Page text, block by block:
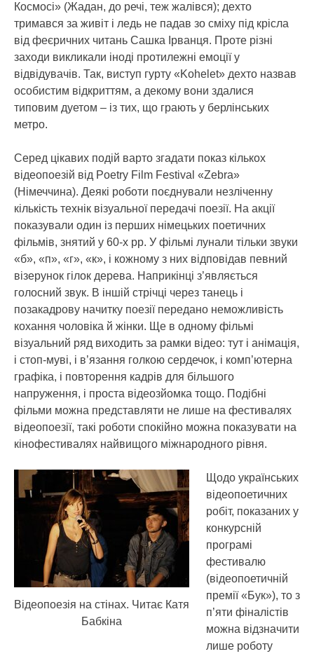
Космосі» (Жадан, до речі, теж жалівся); дехто
тримався за живіт і ледь не падав зо сміху під крісла
від феєричних читань Сашка Ірванця. Проте різні
заходи викликали іноді протилежні емоції у
відвідувачів. Так, виступ гурту «Kohelet» дехто назвав
особистим відкриттям, а декому вони здалися
типовим дуетом – із тих, що грають у берлінських
метро.
Серед цікавих подій варто згадати показ кількох
відеопоезій від Poetry Film Festival «Zebra»
(Німеччина). Деякі роботи поєднували незліченну
кількість технік візуальної передачі поезії. На акції
показували один із перших німецьких поетичних
фільмів, знятий у 60-х рр. У фільмі лунали тільки звуки
«б», «п», «г», «к», і кожному з них відповідав певний
візерунок гілок дерева. Наприкінці з’являється
голосний звук. В іншій стрічці через танець і
позакадрову начитку поезії передано неможливість
кохання чоловіка й жінки. Ще в одному фільмі
візуальний ряд виходить за рамки відео: тут і анімація,
і стоп-муві, і в’язання голкою сердечок, і комп’ютерна
графіка, і повторення кадрів для більшого
напруження, і проста відеозйомка тощо. Подібні
фільми можна представляти не лише на фестивалях
відеопоезії, такі роботи спокійно можна показувати на
кінофестивалях найвищого міжнародного рівня.
Відеопоезія на стінах. Читає Катя
Бабкіна
Щодо українських
відеопоетичних
робіт, показаних у
конкурсній
програмі
фестивалю
(відеопоетичній
премії «Бук»), то з
п’яти фіналістів
можна відзначити
лише роботу